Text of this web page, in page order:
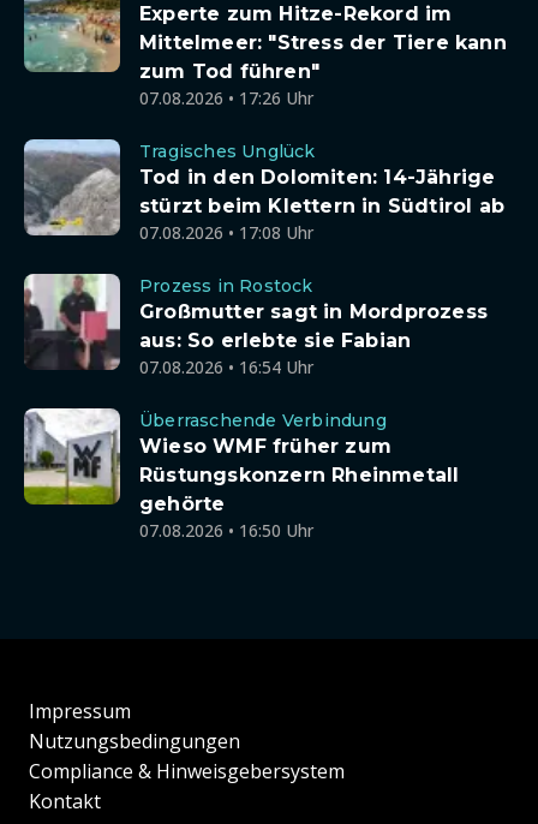
Experte zum Hitze-Rekord im
Mittelmeer: "Stress der Tiere kann
zum Tod führen"
07.08.2026 • 17:26 Uhr
Tragisches Unglück
Tod in den Dolomiten: 14-Jährige
stürzt beim Klettern in Südtirol ab
07.08.2026 • 17:08 Uhr
Prozess in Rostock
Großmutter sagt in Mordprozess
aus: So erlebte sie Fabian
07.08.2026 • 16:54 Uhr
Überraschende Verbindung
Wieso WMF früher zum
Rüstungskonzern Rheinmetall
gehörte
07.08.2026 • 16:50 Uhr
Impressum
Nutzungsbedingungen
Compliance & Hinweisgebersystem
Kontakt